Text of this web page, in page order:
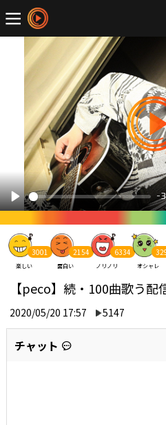
3001
楽しい
2154
面白い
6334
ノリノリ オシャレ
【peco】続・100曲歌う配
2020/05/20 17:57 5147
チャット